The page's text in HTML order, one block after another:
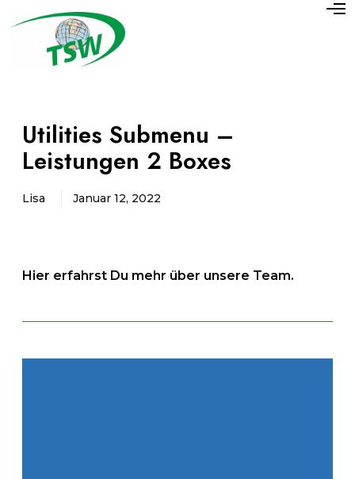
O
Utilities Submenu –
Leistungen 2 Boxes
Lisa Januar 12, 2022
Hier erfahrst Du mehr über unsere Team.